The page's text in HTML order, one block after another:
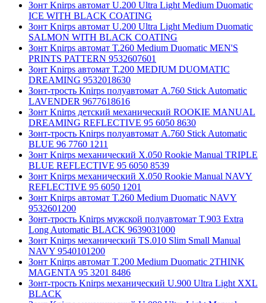
Зонт Knirps автомат U.200 Ultra Light Medium Duomatic
ICE WITH BLACK COATING
Зонт Knirps автомат U.200 Ultra Light Medium Duomatic
SALMON WITH BLACK COATING
Зонт Knirps автомат T.260 Medium Duomatic MEN'S
PRINTS PATTERN 9532607601
Зонт Knirps автомат T.200 MEDIUM DUOMATIC
DREAMING 9532018630
Зонт-трость Knirps полуавтомат A.760 Stick Automatic
LAVENDER 9677618616
Зонт Knirps детский механический ROOKIE MANUAL
DREAMING REFLECTIVE 95 6050 8630
Зонт-трость Knirps полуавтомат A.760 Stick Automatic
BLUE 96 7760 1211
Зонт Knirps механический X.050 Rookie Manual TRIPLE
BLUE REFLECTIVE 95 6050 8539
Зонт Knirps механический X.050 Rookie Manual NAVY
REFLECTIVE 95 6050 1201
Зонт Knirps автомат T.260 Medium Duomatic NAVY
9532601200
Зонт-трость Knirps мужской полуавтомат T.903 Extra
Long Automatic BLACK 9639031000
Зонт Knirps механический TS.010 Slim Small Manual
NAVY 9540101200
Зонт Knirps автомат T.200 Medium Duomatic 2THINK
MAGENTA 95 3201 8486
Зонт-трость Knirps механический U.900 Ultra Light XXL
BLACK